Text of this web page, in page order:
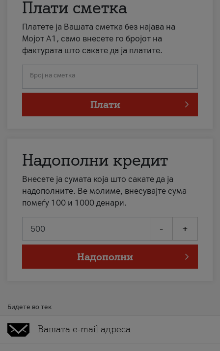
Плати сметка
Платете ја Вашата сметка без најава на
Мојот А1, само внесете го бројот на
фактурата што сакате да ја платите.
Број на сметка
Плати
Надополни кредит
Внесете ја сумата која што сакате да ја
надополните. Ве молиме, внесувајте сума
помеѓу 100 и 1000 денари.
- +
Надополни
Бидете во тек